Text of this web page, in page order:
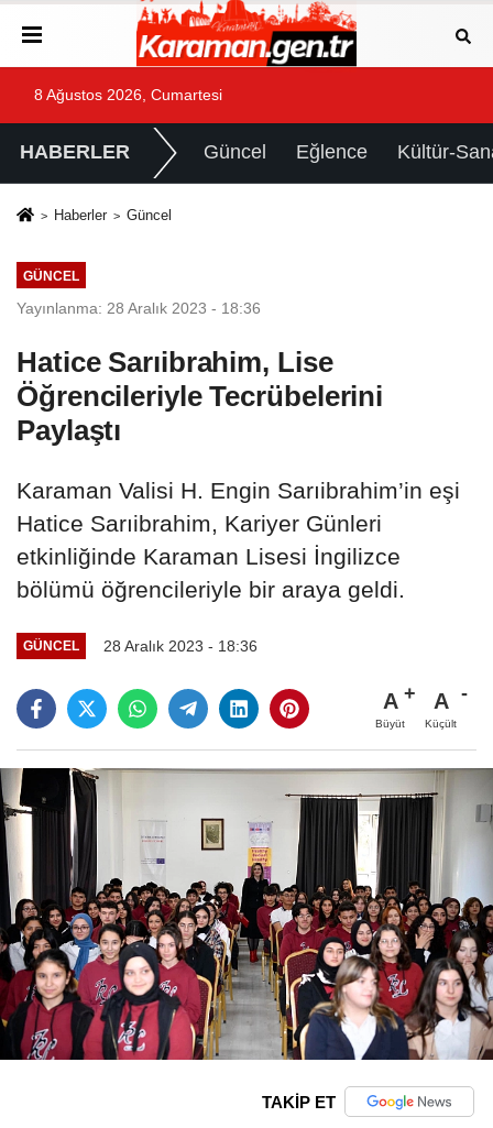
8 Ağustos 2026, Cumartesi
HABERLER Güncel Eğlence Kültür-
Haberler Güncel
GÜNCEL
Yayınlanma: 28 Aralık 2023 - 18:36
Hatice Sarıibrahim, Lise
Öğrencileriyle Tecrübelerini
Paylaştı
Karaman Valisi H. Engin Sarıibrahim’in eşi
Hatice Sarıibrahim, Kariyer Günleri
etkinliğinde Karaman Lisesi İngilizce
bölümü öğrencileriyle bir araya geldi.
GÜNCEL 28 Aralık 2023 - 18:36
A
Büyüt
A
Küçült
TAKİP ET